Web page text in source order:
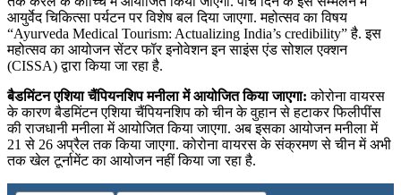
आयुर्वेद चिकित्‍सा पर्यटन पर विशेष बल दिया जाएगा. महोत्सव का विषय
“Ayurveda Medical Tourism: Actualizing India’s credibility” है. इस
महोत्सव का आयोजन सेंटर फॉर इनोवेशन इन साइंस एंड सोशल एक्शन
(CISSA) द्वारा किया जा रहा है.
बैडमिंटन एशिया चैंपियनशिप मनीला में आयोजित किया जाएगा: कोरोना वायरस
के कारण बैडमिंटन एशिया चैंपियनशिप को चीन के वुहान से हटाकर फिलीपींस
की राजधानी मनीला में आयोजित किया जाएगा. अब इसका आयोजन मनीला में
21 से 26 अप्रैल तक किया जाएगा. कोरोना वायरस के संक्रमण से चीन में अभी
तक खेल टूर्नामेंट का आयोजन नहीं किया जा रहा है.